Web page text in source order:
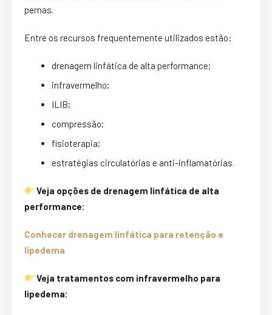
pernas.
Entre os recursos frequentemente utilizados estão:
drenagem linfática de alta performance;
infravermelho;
ILIB;
compressão;
fisioterapia;
estratégias circulatórias e anti-inflamatórias.
Veja opções de drenagem linfática de alta
performance:
Conhecer drenagem linfática para retenção e
lipedema
Veja tratamentos com infravermelho para
lipedema: